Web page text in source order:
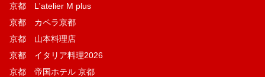
京都 L'atelier M plus
京都 カペラ京都
京都 山本料理店
京都 イタリア料理2026
京都 帝国ホテル 京都